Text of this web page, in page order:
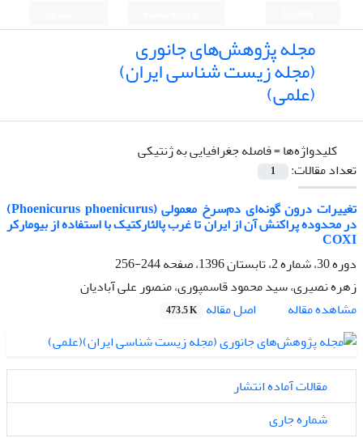
مجله پژوهش‌های جانوری
(مجله زیست شناسی ایران)
(علمی)
کلیدواژه‌ها =فاصله جغرافیایی به ژنتیکی
تعداد مقالات:
1
تغییرات درون گونه‌ای دم‌سرخ معمولی (Phoenicurus phoenicurus)
در محدوده پراکنش آن از ایران تا غرب پالئارکتیک با استفاده از بیومارکر
COXI
دوره 30، شماره 2، تابستان 1396، صفحه
244-256
زهره نصیری، سید محمود قاسمپوری، منصور علی آبادیان
مشاهده مقاله
اصل مقاله 473.5 K
مقالات آماده انتشار
شماره جاری